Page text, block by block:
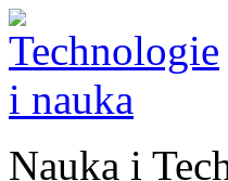
Nauka i